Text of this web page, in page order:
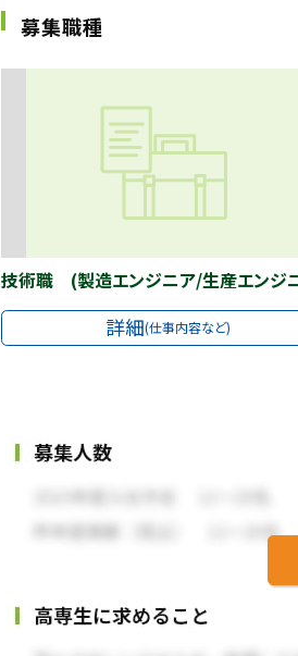
募集職種
技術職 (製造エンジニア/生産エンジ
詳細(仕事内容など)